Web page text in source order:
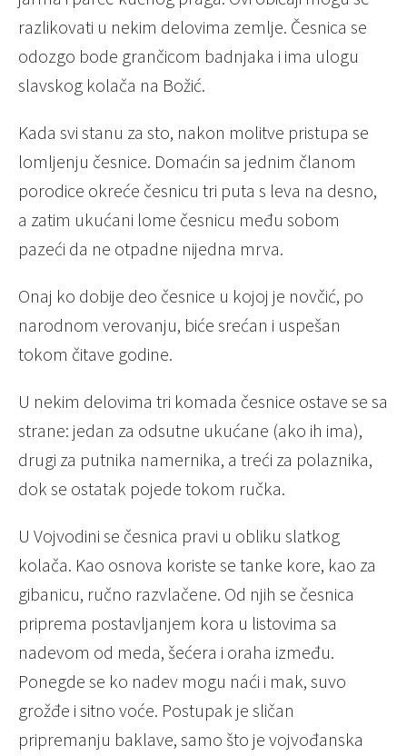
razlikovati u nekim delovima zemlje. Česnica se
odozgo bode grančicom badnjaka i ima ulogu
slavskog kolača na Božić.
Kada svi stanu za sto, nakon molitve pristupa se
lomljenju česnice. Domaćin sa jednim članom
porodice okreće česnicu tri puta s leva na desno,
a zatim ukućani lome česnicu među sobom
pazeći da ne otpadne nijedna mrva.
Onaj ko dobije deo česnice u kojoj je novčić, po
narodnom verovanju, biće srećan i uspešan
tokom čitave godine.
U nekim delovima tri komada česnice ostave se sa
strane: jedan za odsutne ukućane (ako ih ima),
drugi za putnika namernika, a treći za polaznika,
dok se ostatak pojede tokom ručka.
U Vojvodini se česnica pravi u obliku slatkog
kolača. Kao osnova koriste se tanke kore, kao za
gibanicu, ručno razvlačene. Od njih se česnica
priprema postavljanjem kora u listovima sa
nadevom od meda, šećera i oraha između.
Ponegde se ko nadev mogu naći i mak, suvo
grožđe i sitno voće. Postupak je sličan
pripremanju baklave, samo što je vojvođanska